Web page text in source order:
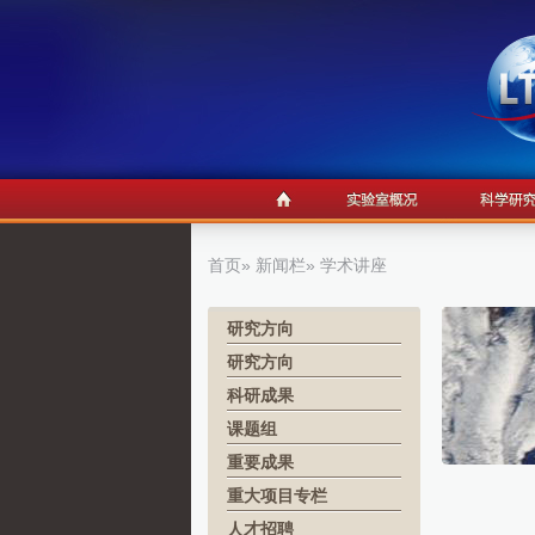
首页» 新闻栏» 学术讲座
研究方向
研究方向
科研成果
课题组
重要成果
重大项目专栏
人才招聘